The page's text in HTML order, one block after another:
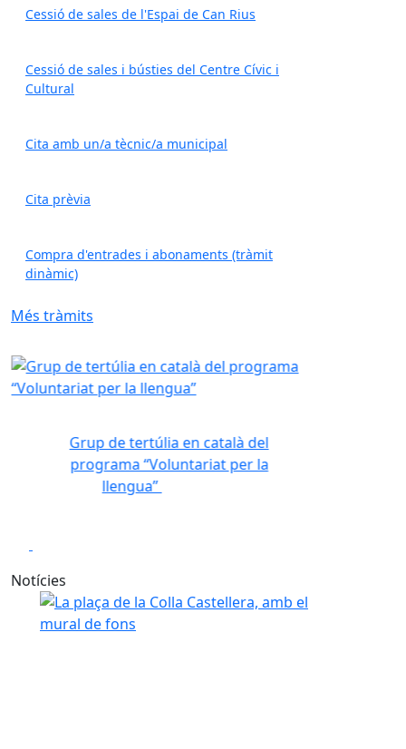
Cessió de sales de l'Espai de Can Rius
Cessió de sales i bústies del Centre Cívic i
Cultural
Cita amb un/a tècnic/a municipal
Cita prèvia
Compra d'entrades i abonaments (tràmit
dinàmic)
Més tràmits
Grup de tertúlia en català del programa “Voluntariat per
Grup de tertúlia en català del
programa “Voluntariat per la
llengua”
Anterior
Notícies